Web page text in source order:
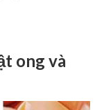
ong và